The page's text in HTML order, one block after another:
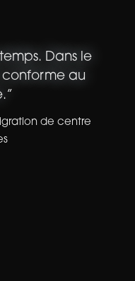
Dans le
au
”
de centre